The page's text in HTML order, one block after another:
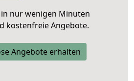
in nur wenigen Minuten
kostenfreie Angebote.
Angebote erhalten